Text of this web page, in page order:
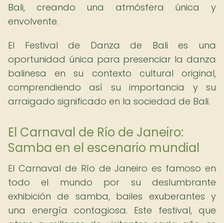
Bali, creando una atmósfera única y
envolvente.
El Festival de Danza de Bali es una
oportunidad única para presenciar la danza
balinesa en su contexto cultural original,
comprendiendo así su importancia y su
arraigado significado en la sociedad de Bali.
El Carnaval de Río de Janeiro:
Samba en el escenario mundial
El Carnaval de Río de Janeiro es famoso en
todo el mundo por su deslumbrante
exhibición de samba, bailes exuberantes y
una energía contagiosa. Este festival, que